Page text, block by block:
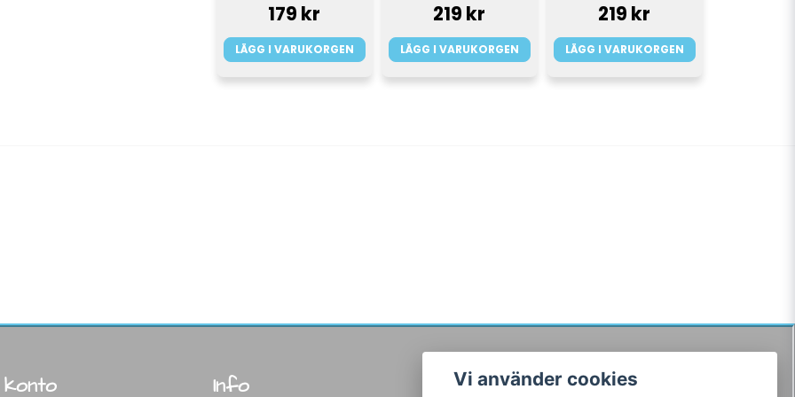
179 kr
LÄGG I VARUKORGEN
219 kr
LÄGG I VARUKORGEN
219 kr
LÄGG I VARUKORGEN
Info Följ oss
Vi använder cookies